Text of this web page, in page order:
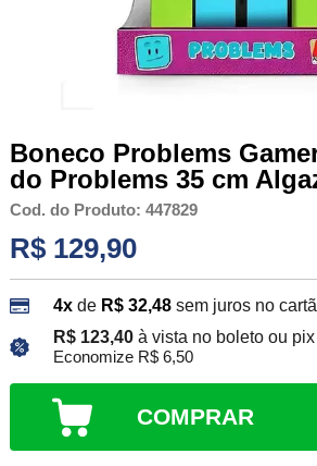
Boneco Problems
do Problems 35 cm
Cod. do Produto: 447829
R$ 129,90
4xde R$ 32,48 sem juros no
R$ 123,40 à vista no boleto ou pix
Economize R$ 6,50
COMPRAR